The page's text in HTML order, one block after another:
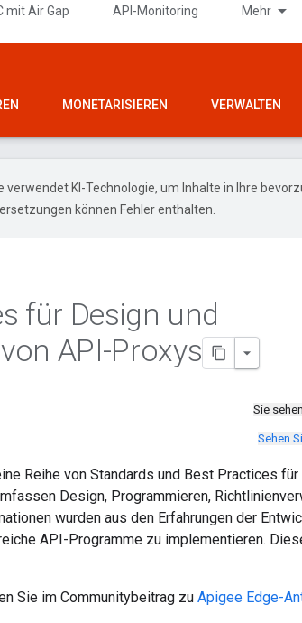
mit Air Gap API-Monitoring Mehr
MONETARISIEREN VERWALTEN
verwendet KI-Technologie, um Inhalte in Ihre
können Fehler enthalten.
für Design und
API-Proxys
Sie
Sehen
Reihe von Standards und Best Practices
Design, Programmieren,
wurden aus den Erfahrungen der
API-Programme zu implementieren.
Sie im Communitybeitrag zu Apigee Edge-